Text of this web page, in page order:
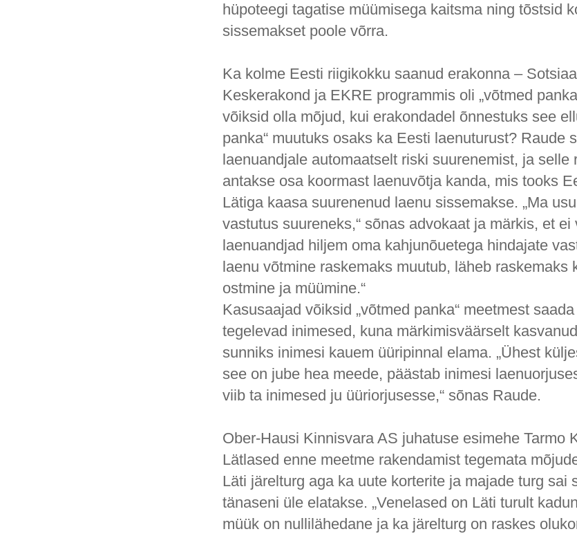
hüpoteegi tagatise müümisega kaitsma ning tõstsid
sissemakset poole võrra.
Ka kolme Eesti riigikokku saanud erakonna –
Keskerakond ja EKRE programmis oli „võtmed
võiksid olla mõjud, kui erakondadel õnnestuks see
panka“ muutuks osaks ka Eesti laenuturust? Raude
laenuandjale automaatselt riski suurenemist, ja selle
antakse osa koormast laenuvõtja kanda, mis tooks
Lätiga kaasa suurenenud laenu sissemakse. „Ma
vastutus suureneks,“ sõnas advokaat ja märkis, et ei
laenuandjad hiljem oma kahjunõuetega hindajate
laenu võtmine raskemaks muutub, läheb raskemaks
ostmine ja müümine.“
Kasusaajad võiksid „võtmed panka“ meetmest
tegelevad inimesed, kuna märkimisväärselt
sunniks inimesi kauem üüripinnal elama. „Ühest
see on jube hea meede, päästab inimesi
viib ta inimesed ju üüriorjusesse,“ sõnas Raude.
Ober-Hausi Kinnisvara AS juhatuse esimehe Tarmo
Lätlased enne meetme rakendamist tegemata
Läti järelturg aga ka uute korterite ja majade turg sai
tänaseni üle elatakse. „Venelased on Läti turult
müük on nullilähedane ja ka järelturg on raskes